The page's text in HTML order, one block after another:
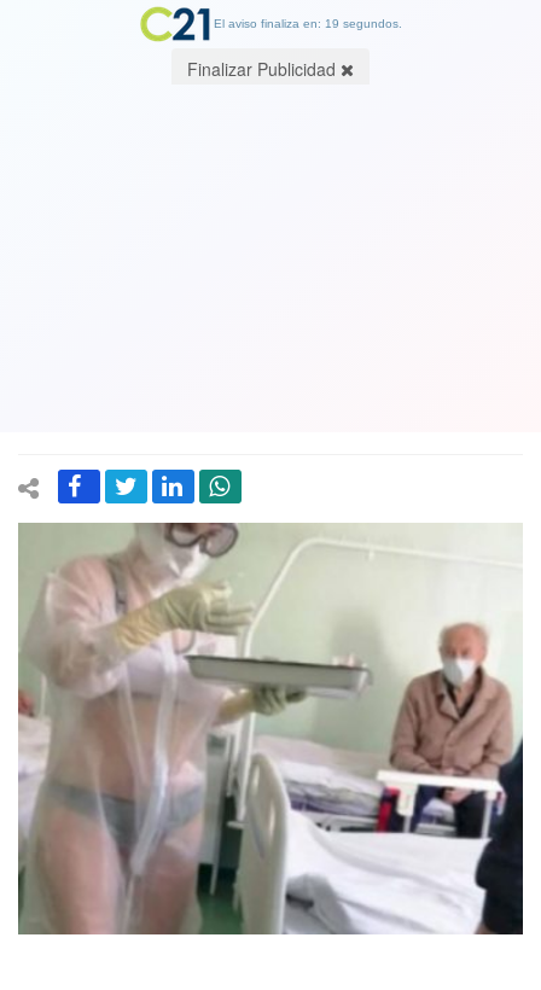
El aviso finaliza en: 19 segundos.
Finalizar Publicidad